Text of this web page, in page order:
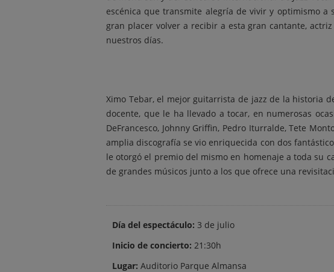
escénica que transmite alegría de vivir y optimismo a
gran placer volver a recibir a esta gran cantante,
nuestros días.
Ximo Tebar, el mejor guitarrista de jazz de la historia
docente, que le ha llevado a tocar, en numerosas
DeFrancesco, Johnny Griffin, Pedro Iturralde, Tete
amplia discografía se vio enriquecida con dos
le otorgó el premio del mismo en homenaje a toda su
de grandes músicos junto a los que ofrece una
Día del espectáculo: 3 de julio
Inicio de concierto: 21:30h
Lugar: Auditorio Parque Almansa